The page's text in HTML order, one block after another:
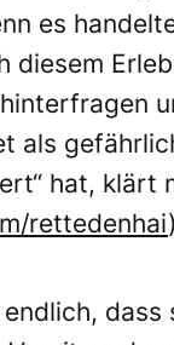
es
diesem
als
hat,
rettedenhai